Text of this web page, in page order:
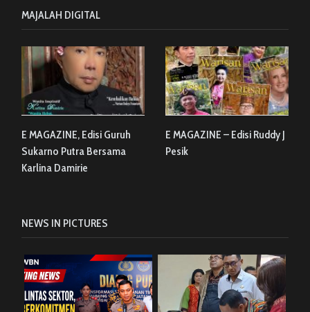
MAJALAH DIGITAL
E MAGAZINE, Edisi Guruh
Sukarno Putra Bersama
Karlina Damirie
E MAGAZINE – Edisi Ruddy J
Pesik
NEWS IN PICTURES